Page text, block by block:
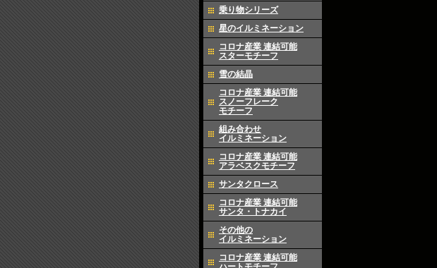
乗り物シリーズ
星のイルミネーション
コロナ産業 連結可能
スターモチーフ
雪の結晶
コロナ産業 連結可能
スノーフレーク
モチーフ
組み合わせ
イルミネーション
コロナ産業 連結可能
アラベスクモチーフ
サンタクロース
コロナ産業 連結可能
サンタ・トナカイ
その他の
イルミネーション
コロナ産業 連結可能